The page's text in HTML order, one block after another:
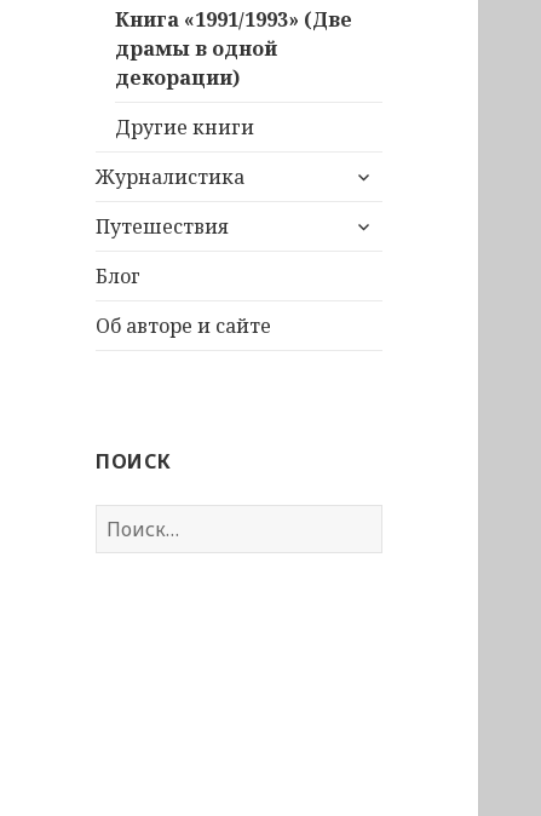
меню
Книга «1991/1993» (Две
драмы в одной
декорации)
Другие книги
Журналистика
раскрыть
меню
Путешествия
раскрыть
Блог
Об авторе и сайте
ПОИСК
Найти: